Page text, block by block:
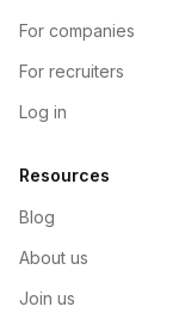
For companies
For recruiters
Log in
Resources
Blog
About us
Join us